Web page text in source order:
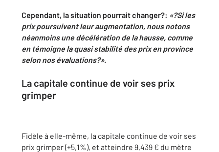
Cependant, la situation pourrait changer?: «?Si les
prix poursuivent leur augmentation, nous notons
néanmoins une décélération de la hausse, comme
en témoigne la quasi stabilité des prix en province
selon nos évaluations?».
La capitale continue de voir ses prix
grimper
Fidèle à elle-même, la capitale continue de voir ses
prix grimper (+5,1%), et atteindre 9.439 € du mètre